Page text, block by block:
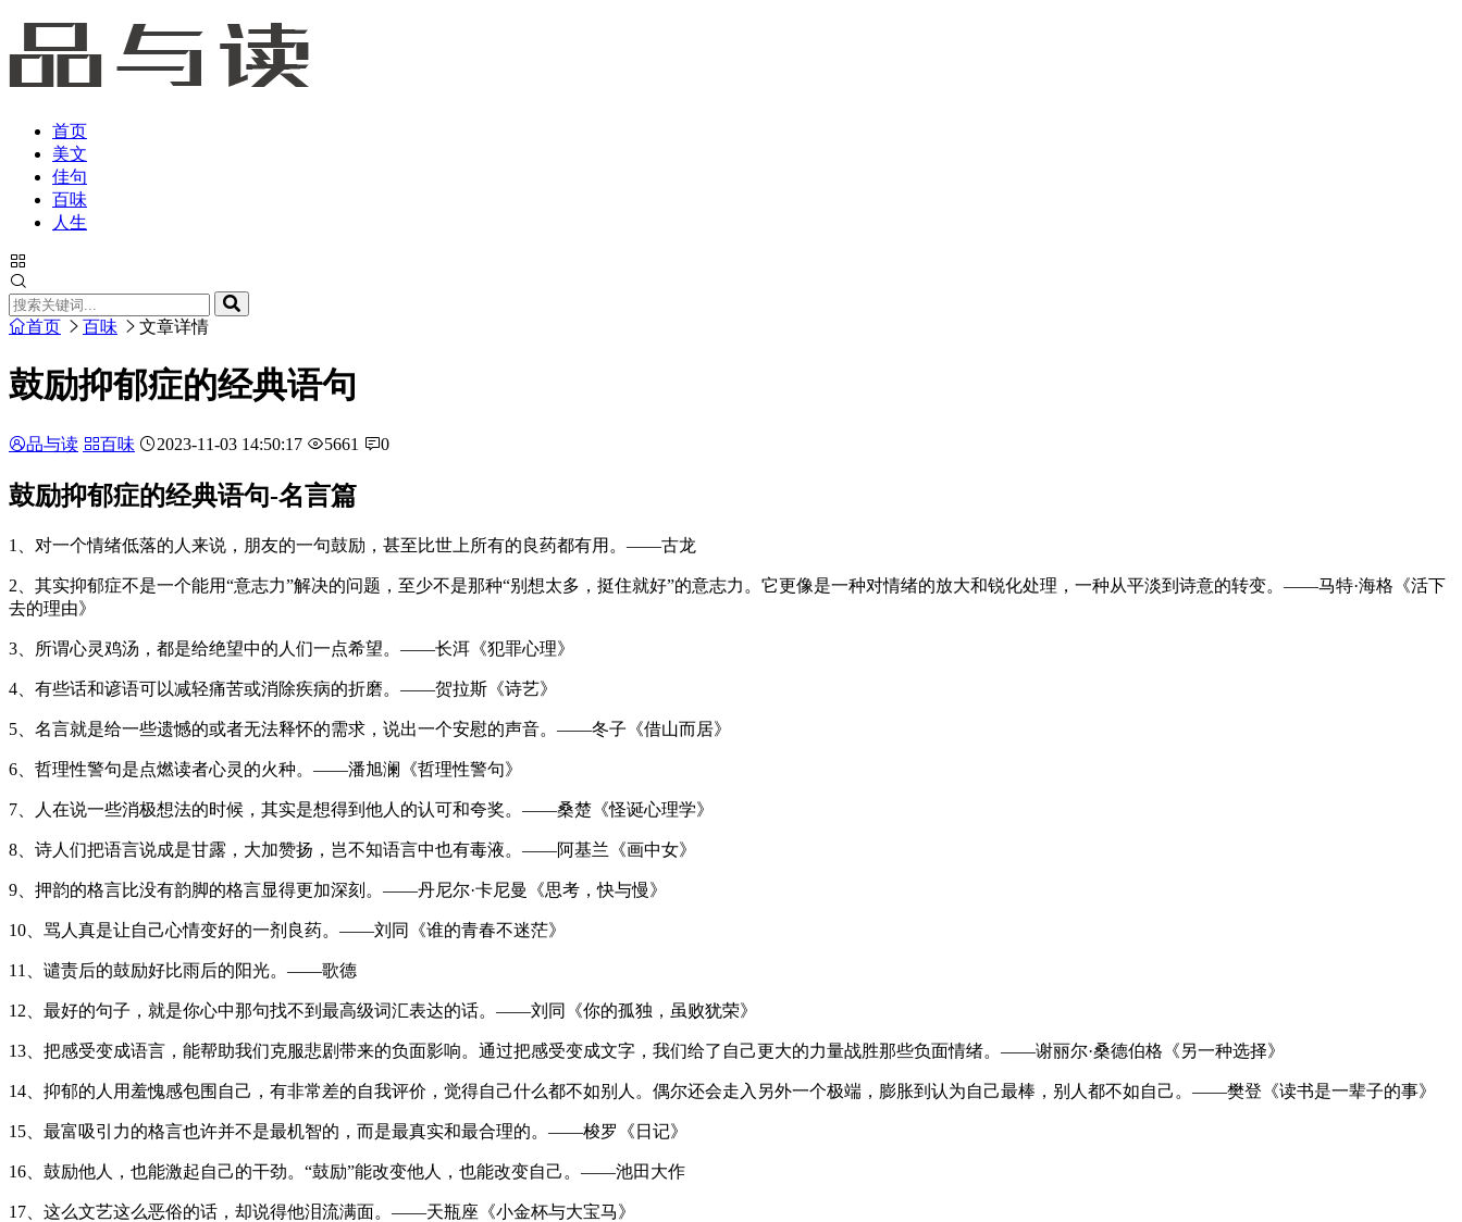
首页
美文
佳句
百味
人生
首页 百味 文章详情
鼓励抑郁症的经典语句
品与读 百味 2023-11-03 14:50:17 5661 0
鼓励抑郁症的经典语句-名言篇
1、对一个情绪低落的人来说，朋友的一句鼓励，甚至比世上所有的良药都有用。——古龙
2、其实抑郁症不是一个能用“意志力”解决的问题，至少不是那种“别想太多，挺住就好”的意志力。它更像是一种对情绪的放大和锐化处理，一种从平淡到诗意的转变。——马特·海格《活下
去的理由》
3、所谓心灵鸡汤，都是给绝望中的人们一点希望。——长洱《犯罪心理》
4、有些话和谚语可以减轻痛苦或消除疾病的折磨。——贺拉斯《诗艺》
5、名言就是给一些遗憾的或者无法释怀的需求，说出一个安慰的声音。——冬子《借山而居》
6、哲理性警句是点燃读者心灵的火种。——潘旭澜《哲理性警句》
7、人在说一些消极想法的时候，其实是想得到他人的认可和夸奖。——桑楚《怪诞心理学》
8、诗人们把语言说成是甘露，大加赞扬，岂不知语言中也有毒液。——阿基兰《画中女》
9、押韵的格言比没有韵脚的格言显得更加深刻。——丹尼尔·卡尼曼《思考，快与慢》
10、骂人真是让自己心情变好的一剂良药。——刘同《谁的青春不迷茫》
11、谴责后的鼓励好比雨后的阳光。——歌德
12、最好的句子，就是你心中那句找不到最高级词汇表达的话。——刘同《你的孤独，虽败犹荣》
13、把感受变成语言，能帮助我们克服悲剧带来的负面影响。通过把感受变成文字，我们给了自己更大的力量战胜那些负面情绪。——谢丽尔·桑德伯格《另一种选择》
14、抑郁的人用羞愧感包围自己，有非常差的自我评价，觉得自己什么都不如别人。偶尔还会走入另外一个极端，膨胀到认为自己最棒，别人都不如自己。——樊登《读书是一辈子的事》
15、最富吸引力的格言也许并不是最机智的，而是最真实和最合理的。——梭罗《日记》
16、鼓励他人，也能激起自己的干劲。“鼓励”能改变他人，也能改变自己。——池田大作
17、这么文艺这么恶俗的话，却说得他泪流满面。——天瓶座《小金杯与大宝马》